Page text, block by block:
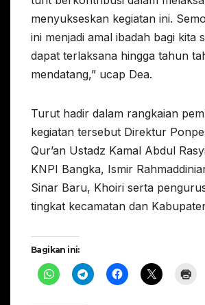
menyukseskan kegiatan ini.
ini menjadi amal ibadah bagi kita
dapat terlaksana hingga tahun
mendatang,” ucap Dea.
Turut hadir dalam rangkaian
kegiatan tersebut Direktur
Qur’an Ustadz Kamal Abdul
KNPI Bangka, Ismir
Sinar Baru, Khoiri serta
tingkat kecamatan dan
Bagikan ini: